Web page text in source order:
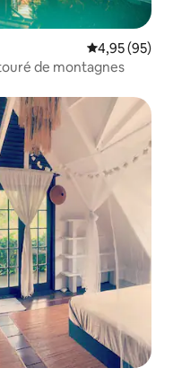
Évaluation
4,95 (95)
de montagnes